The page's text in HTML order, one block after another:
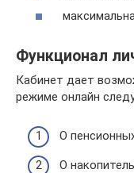
Функционал
Кабинет дает
режиме онлайн
О
О